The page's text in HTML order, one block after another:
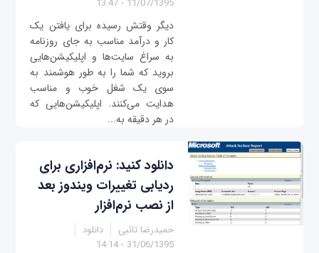
11/07/1395 - 13:47
دیگر وقتش رسیده برای یافتن یک
کار و درآمد مناسب به جای روزنامه
به سراغ سایت‌ها و اپلیکیشن‌هایی
بروید که شما را به طور هوشمند به
سوی یک شغل خوب و مناسب
هدایت می‌کنند. اپلیکیشن‌هایی که
در هر دقیقه به‌...
دانلود کنید: نرم‌افزاری برای
ردیابی تغییرات ویندوز بعد
از نصب نرم‌افزار
حمیدرضا تائبی
دانلود
31/06/1395 - 14:14